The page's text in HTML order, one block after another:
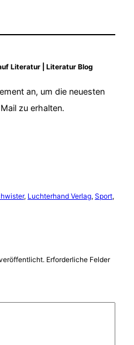
Literatur | Literatur Blog
an, um die neuesten
zu erhalten.
, Luchterhand Verlag, Sport
Erforderliche Felder